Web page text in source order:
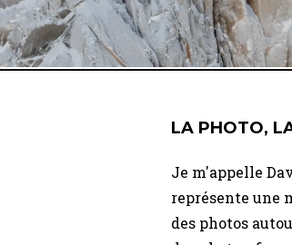
LA PHOTO,
Je m'appelle
représente une
des photos